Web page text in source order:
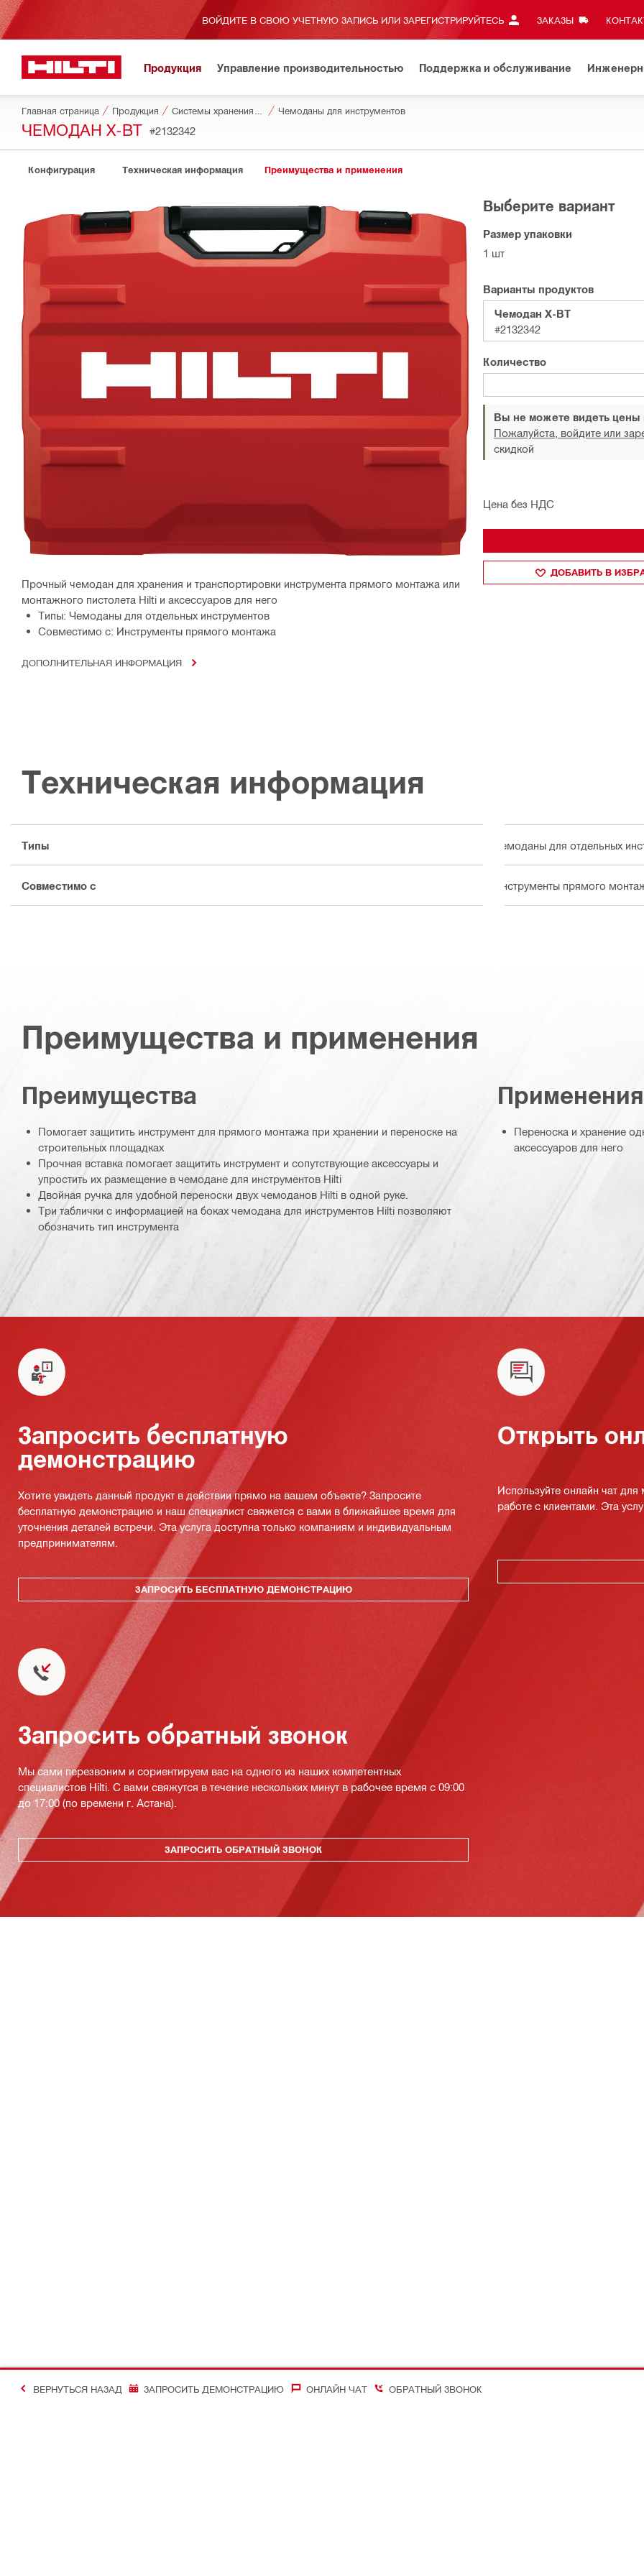
ВОЙДИТЕ В СВОЮ УЧЕТНУЮ ЗАПИСЬ ИЛИ ЗАРЕГИСТРИРУЙТЕСЬ ЗАКАЗЫ
Продукция Управление производительностью Поддержка и обслуживание
Главная страница Продукция Чемоданы для инструментов
ЧЕМОДАН X-BT #2132342
Конфигурация Техническая информация Преимущества и применения
Прочный чемодан для хранения и транспортировки инструмента прямого монтажа или
монтажного пистолета Hilti и аксессуаров для него
Типы: Чемоданы для отдельных инструментов
Совместимо с: Инструменты прямого монтажа
ДОПОЛНИТЕЛЬНАЯ ИНФОРМАЦИЯ
Выберите вариант
Размер упаковки
1 шт
Варианты продуктов
Чемодан X-BT
#2132342
Количество
Вы не можете видеть цены
Пожалуйста, войдите или
скидкой
Цена без НДС
ДОБАВИТЬ В
Техническая информация
Типы Чемоданы для отдельных
Совместимо с Инструменты прямого
Преимущества и применения
Преимущества
Помогает защитить инструмент для прямого монтажа при хранении и переноске на
строительных площадках
Прочная вставка помогает защитить инструмент и сопутствующие аксессуары и
упростить их размещение в чемодане для инструментов Hilti
Двойная ручка для удобной переноски двух чемоданов Hilti в одной руке.
Три таблички с информацией на боках чемодана для инструментов Hilti позволяют
обозначить тип инструмента
Применения
Переноска и хранение
аксессуаров для него
Запросить бесплатную
демонстрацию
Хотите увидеть данный продукт в действии прямо на вашем объекте? Запросите
бесплатную демонстрацию и наш специалист свяжется с вами в ближайшее время для
уточнения деталей встречи. Эта услуга доступна только компаниям и индивидуальным
предпринимателям.
ЗАПРОСИТЬ БЕСПЛАТНУЮ ДЕМОНСТРАЦИЮ
Открыть
Используйте онлайн чат
работе с клиентами. Эта
Запросить обратный звонок
Мы сами перезвоним и сориентируем вас на одного из наших компетентных
специалистов Hilti. С вами свяжутся в течение нескольких минут в рабочее время с 09:00
до 17:00 (по времени г. Астана).
ЗАПРОСИТЬ ОБРАТНЫЙ ЗВОНОК
ВЕРНУТЬСЯ НАЗАД ЗАПРОСИТЬ ДЕМОНСТРАЦИЮ ОНЛАЙН ЧАТ ОБРАТНЫЙ ЗВОНОК